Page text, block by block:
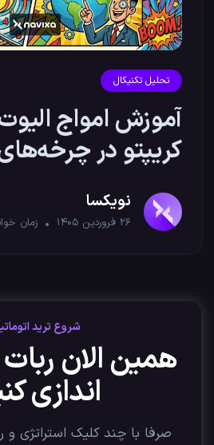
تحلیل تکنیکال
آموزش امواج
کریپتو در
نویکسا
۲۶ فروردین ۱۴۰۵ زمان
شروع ترید
همین الان ربات
اندازی
صرفا با چند کلیک استراتژی‌ و